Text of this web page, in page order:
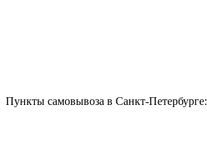
Пункты самовывоза в Санкт-Петербурге: